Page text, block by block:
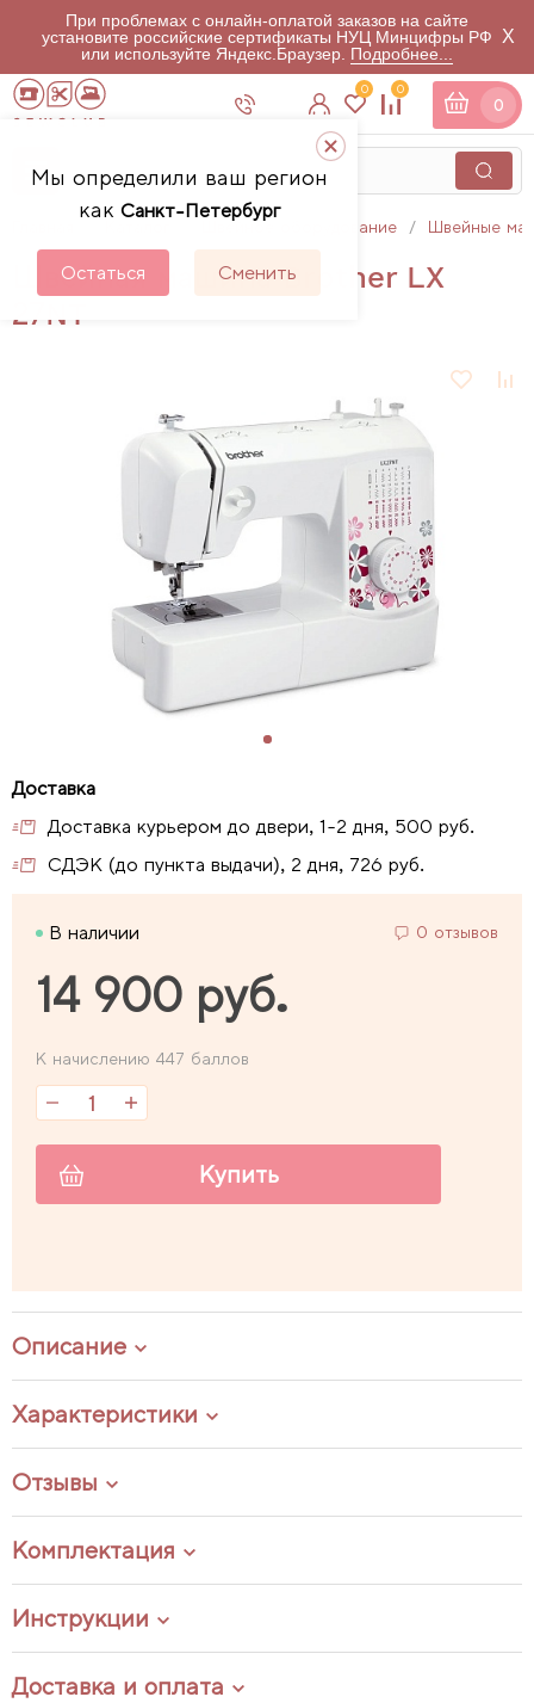
При проблемах с онлайн-оплатой заказов на сайте
установите российские сертификаты НУЦ Минцифры РФ
или используйте Яндекс.Браузер. Подробнее...
X
Мы определили ваш регион
как Санкт-Петербург
Остаться Сменить
0 0
0
Швейное оборудование Швейные
Швейная машина Brother LX
27NT
Доставка курьером до двери, 1-2 дня, 500 руб.
СДЭК (до пункта выдачи), 2 дня, 726 руб.
В наличии 0 отзывов
14 900 руб.
К начислению 447 баллов
Купить
Описание
Характеристики
Отзывы
Комплектация
Инструкции
Доставка и оплата